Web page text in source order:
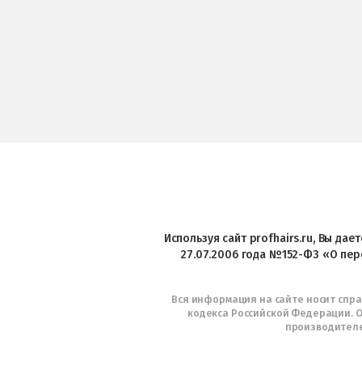
Используя сайт profhairs.ru, Вы
27.07.2006 года №152-ФЗ «О
Вся информация на сайте носит
кодекса Российской Федерации.